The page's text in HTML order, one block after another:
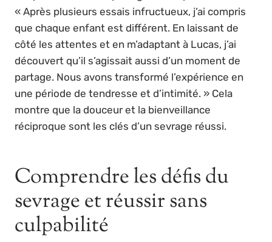
« Après plusieurs essais infructueux, j’ai compris
que chaque enfant est différent. En laissant de
côté les attentes et en m’adaptant à Lucas, j’ai
découvert qu’il s’agissait aussi d’un moment de
partage. Nous avons transformé l’expérience en
une période de tendresse et d’intimité. » Cela
montre que la douceur et la bienveillance
réciproque sont les clés d’un sevrage réussi.
Comprendre les défis du
sevrage et réussir sans
culpabilité